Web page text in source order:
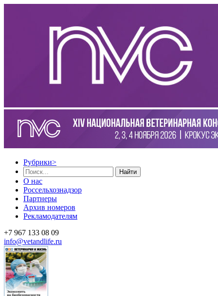
Рубрики>
Найти
О нас
Россельхознадзор
Партнеры
Архив номеров
Рекламодателям
+7 967 133 08 09
info@vetandlife.ru